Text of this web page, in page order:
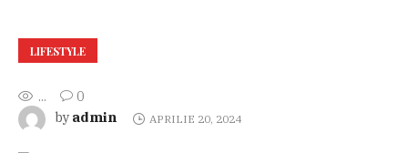
LIFESTYLE
...
0
by admin APRILIE 20, 2024